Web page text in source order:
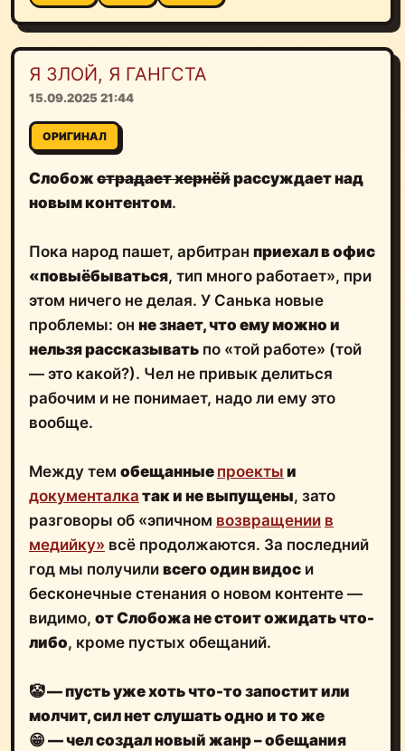
Я ЗЛОЙ, Я ГАНГСТА
15.09.2025 21:44
ОРИГИНАЛ
Слобож страдает хернёйрассуждает над
новым контентом.
Пока народ пашет, арбитран приехал в офис
«повыёбываться, тип много работает», при
этом ничего не делая. У Санька новые
проблемы: он не знает, что ему можно и
нельзя рассказывать по «той работе» (той
— это какой?). Чел не привык делиться
рабочим и не понимает, надо ли ему это
вообще.
Между тем обещанные проекты и
документалка так и не выпущены, зато
разговоры об «эпичном возвращении в
медийку» всё продолжаются. За последний
год мы получили всего один видос и
бесконечные стенания о новом контенте —
видимо, от Слобожа не стоит ожидать что-
либо, кроме пустых обещаний.
🤡 — пусть уже хоть что-то запостит или
молчит, сил нет слушать одно и то же
😁 — чел создал новый жанр – обещания